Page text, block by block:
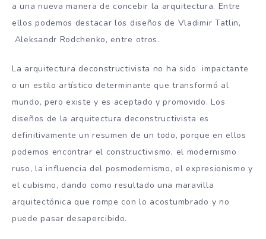
a una nueva manera de concebir la arquitectura. Entre
ellos podemos destacar los diseños de Vladimir Tatlin,
Aleksandr Rodchenko, entre otros.
La arquitectura deconstructivista no ha sido impactante
o un estilo artístico determinante que transformó al
mundo, pero existe y es aceptado y promovido. Los
diseños de la arquitectura deconstructivista es
definitivamente un resumen de un todo, porque en ellos
podemos encontrar el constructivismo, el modernismo
ruso, la influencia del posmodernismo, el expresionismo y
el cubismo, dando como resultado una maravilla
arquitectónica que rompe con lo acostumbrado y no
puede pasar desapercibido.